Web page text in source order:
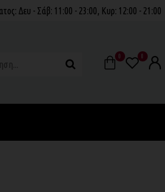
Δευ - Σάβ: 11:00 - 23:00, Κυρ: 12:00 - 21:00
0 0